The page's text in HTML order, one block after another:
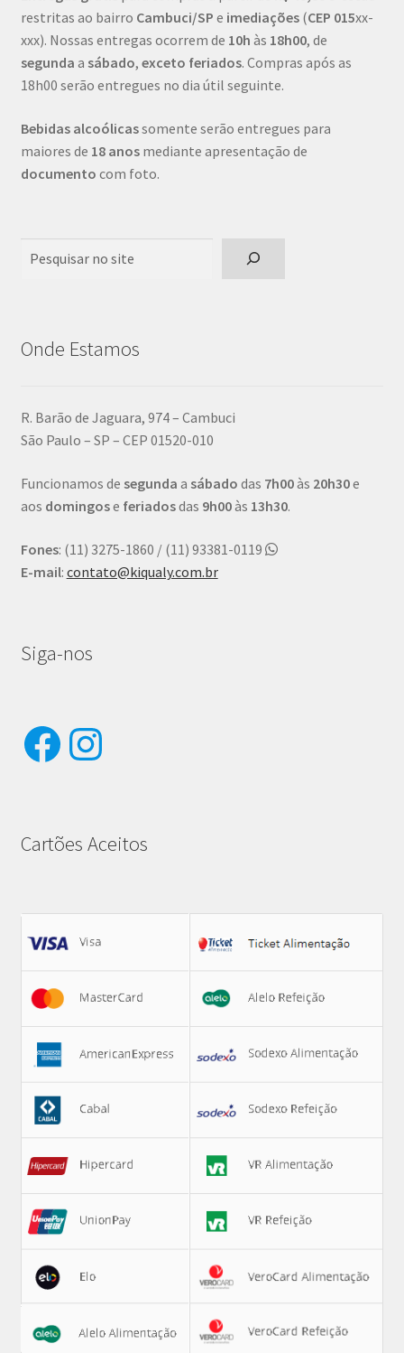
restritas ao bairro Cambuci/SP e imediações(CEP 015xx-
xxx). Nossas entregas ocorrem de 10h às 18h00, de
segunda a sábado, exceto feriados. Compras após as
18h00 serão entregues no dia útil seguinte.
Bebidas alcoólicassomente serão entregues para
maiores de 18 anosmediante apresentação de
documento com foto.
Onde Estamos
R. Barão de Jaguara, 974 – Cambuci
São Paulo – SP – CEP 01520-010
Funcionamos de segunda a sábado das 7h00às 20h30e
aos domingose feriadosdas 9h00às 13h30.
Fones: (11) 3275-1860 / (11) 93381-0119
E-mail: contato@kiqualy.com.br
Siga-nos
Facebook
Instagram
Cartões Aceitos